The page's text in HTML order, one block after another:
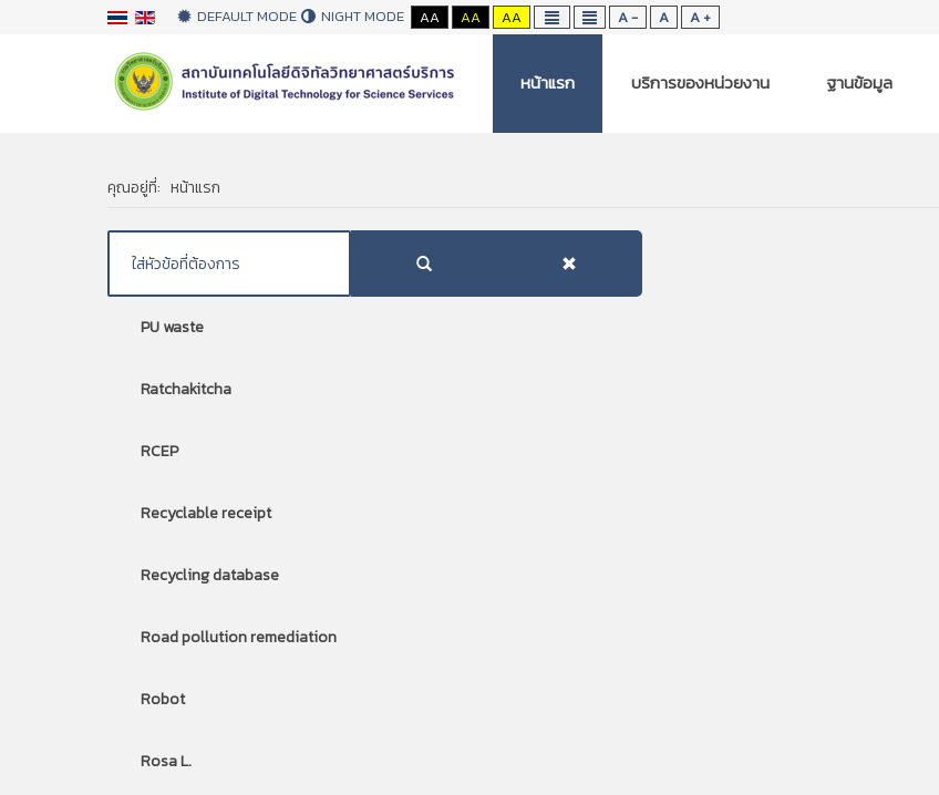
DEFAULT MODE NIGHT MODE AA AA AA A - A A +
หน้าแรก บริการของหน่วยงาน ฐานข้อมูล
คุณอยู่ที่: หน้าแรก
PU waste
Ratchakitcha
RCEP
Recyclable receipt
Recycling database
Road pollution remediation
Robot
Rosa L.